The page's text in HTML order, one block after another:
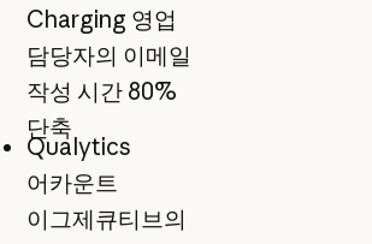
Charging 영업
담당자의 이메일
작성 시간 80%
단축
Qualytics
어카운트
이그제큐티브의